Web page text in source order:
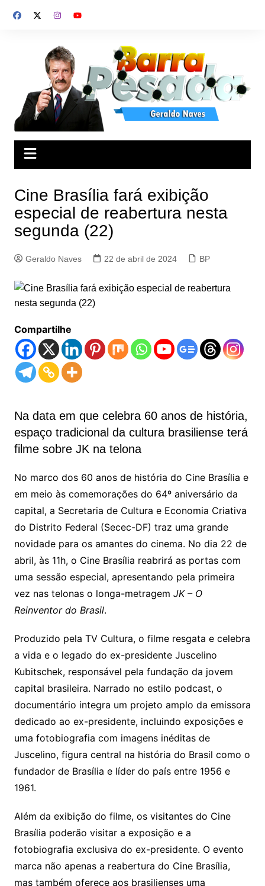
para
Cine Brasília fará exibição
especial de reabertura nesta
segunda (22)
Geraldo Naves 22 de abril de 2024 BP
Compartilhe
Na data em que celebra 60 anos de história,
espaço tradicional da cultura brasiliense terá
filme sobre JK na telona
No marco dos 60 anos de história do Cine Brasília e
em meio às comemorações do 64º aniversário da
capital, a Secretaria de Cultura e Economia Criativa
do Distrito Federal (Secec-DF) traz uma grande
novidade para os amantes do cinema. No dia 22 de
abril, às 11h, o Cine Brasília reabrirá as portas com
uma sessão especial, apresentando pela primeira
vez nas telonas o longa-metragem JK – O
Reinventor do Brasil.
Produzido pela TV Cultura, o filme resgata e celebra
a vida e o legado do ex-presidente Juscelino
Kubitschek, responsável pela fundação da jovem
capital brasileira. Narrado no estilo podcast, o
documentário integra um projeto amplo da emissora
dedicado ao ex-presidente, incluindo exposições e
uma fotobiografia com imagens inéditas de
Juscelino, figura central na história do Brasil como o
fundador de Brasília e líder do país entre 1956 e
1961.
Além da exibição do filme, os visitantes do Cine
Brasília poderão visitar a exposição e a
fotobiografia exclusiva do ex-presidente. O evento
marca não apenas a reabertura do Cine Brasília,
mas também oferece aos brasilienses uma